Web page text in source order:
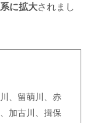
に拡大されまし
、留萌川、赤
加古川、揖保